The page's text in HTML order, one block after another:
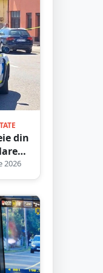
din
pe
2026